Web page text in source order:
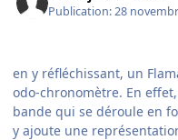
Publication:28
en y réfléchissant, un
odo-chronomètre. En
bande qui se déroule en
y ajoute une